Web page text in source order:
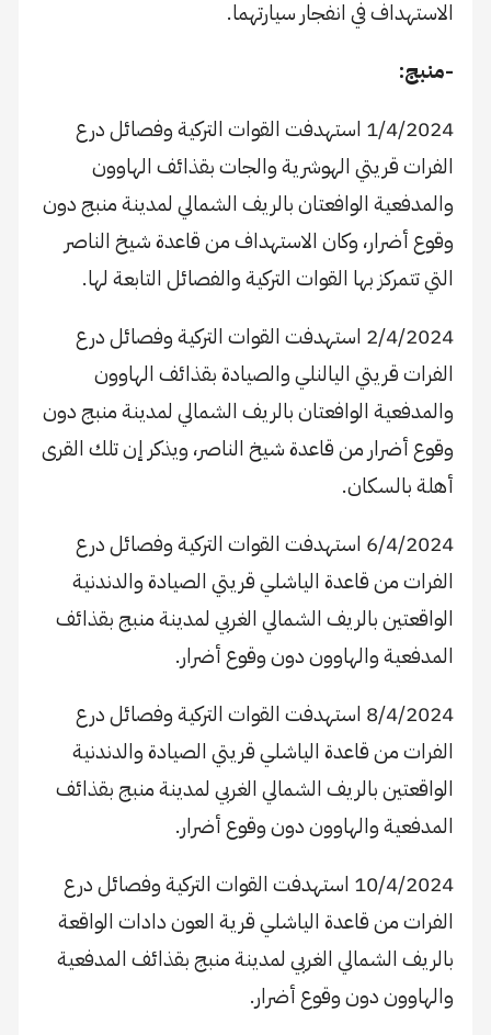
الاستهداف في انفجار سيارتهما.
-منبج:
1/4/2024 استهدفت القوات التركية وفصائل درع
الفرات قريتي الهوشرية والجات بقذائف الهاوون
والمدفعية الوافعتان بالريف الشمالي لمدينة منبج دون
وقوع أضرار، وكان الاستهداف من قاعدة شيخ الناصر
التي تتمركز بها القوات التركية والفصائل التابعة لها.
2/4/2024 استهدفت القوات التركية وفصائل درع
الفرات قريتي اليالنلي والصيادة بقذائف الهاوون
والمدفعية الوافعتان بالريف الشمالي لمدينة منبج دون
وقوع أضرار من قاعدة شيخ الناصر، ويذكر إن تلك القرى
أهلة بالسكان.
6/4/2024 استهدفت القوات التركية وفصائل درع
الفرات من قاعدة الياشلي قريتي الصيادة والدندنية
الواقعتين بالريف الشمالي الغربي لمدينة منبج بقذائف
المدفعية والهاوون دون وقوع أضرار.
8/4/2024 استهدفت القوات التركية وفصائل درع
الفرات من قاعدة الياشلي قريتي الصيادة والدندنية
الواقعتين بالريف الشمالي الغربي لمدينة منبج بقذائف
المدفعية والهاوون دون وقوع أضرار.
10/4/2024 استهدفت القوات التركية وفصائل درع
الفرات من قاعدة الياشلي قرية العون دادات الواقعة
بالريف الشمالي الغربي لمدينة منبج بقذائف المدفعية
والهاوون دون وقوع أضرار.